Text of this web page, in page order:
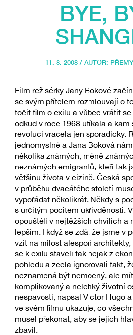
BYE,
11. 8. 2008 / AUTOR:
Film režisérky Jany Bokové
se svým přítelem rozmlouvají o
točit film o exilu a vůbec vrátit se
odkud v roce 1968 utíkala a kam
revoluci vracela jen sporadicky.
jednomyslné a Jana Boková
několika známých, méně
neznámých emigrantů, kteří tak
většinu života v cizině. Česká
v průběhu dvacátého století
vypořádat několikrát. Někdy s
s určitým pocitem ukřivděnosti.
opouštěli v nejtěžších chvílích a
lepším. I když se zdá, že jsme v
vzít na milost alespoň architekty,
se k exilu stavěli tak nějak z
pohledu a zcela ignorovali fakt,
neznamená být nemocný, ale
komplikovaný a nelehký životní
nespavosti, napsal Victor Hugo
ve svém filmu ukazuje, co
musel překonat, aby se jejích
zbavil.